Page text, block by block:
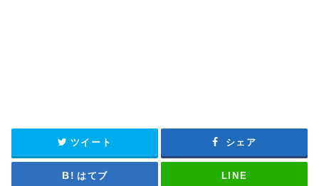
ツイート シェア
はてブ LINE